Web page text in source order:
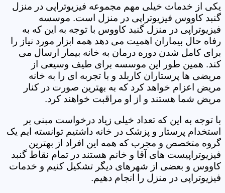
یکی از خدمات خیلی مهم مجموعه فیزیوتراپی در منزل
گنبد کاووس فیزیوتراپی در منزل است. موسسه
فیزیوتراپی در منزل گنبد کاووس با توجه به این که به
رفاه حال بیماران اهمیت می دهد همه ابزار مورد نیاز را
برای کامل شدن دوره درمان به خانه بیمار ارسال می
کند. همین طور این موسسه برای طیف وسیعی از
مریضی ها پرستاران کاربلد و با تجربه ای را به خانه
مریض اعزام خواهد کرد که به بهترین صورت در کنار
مریض شما هستند و از او مراقبت خواهند کرد.
با توجه به این که تعداد خیلی زیاد درخواست مبنی بر
استخدام پرستار و پزشک در خانه داشتیم توانسته ایم یک
گروه متخصص و مجرب که همه این افراد از بهترین
فیزیوتراپیست های آقا و خانم هستند در تمام نقاط گنبد
کاووس و بعضی از شهرهای دیگر تشکیل کنیم و خدمات
فیزیوتراپی در منزل را انجام دهیم.